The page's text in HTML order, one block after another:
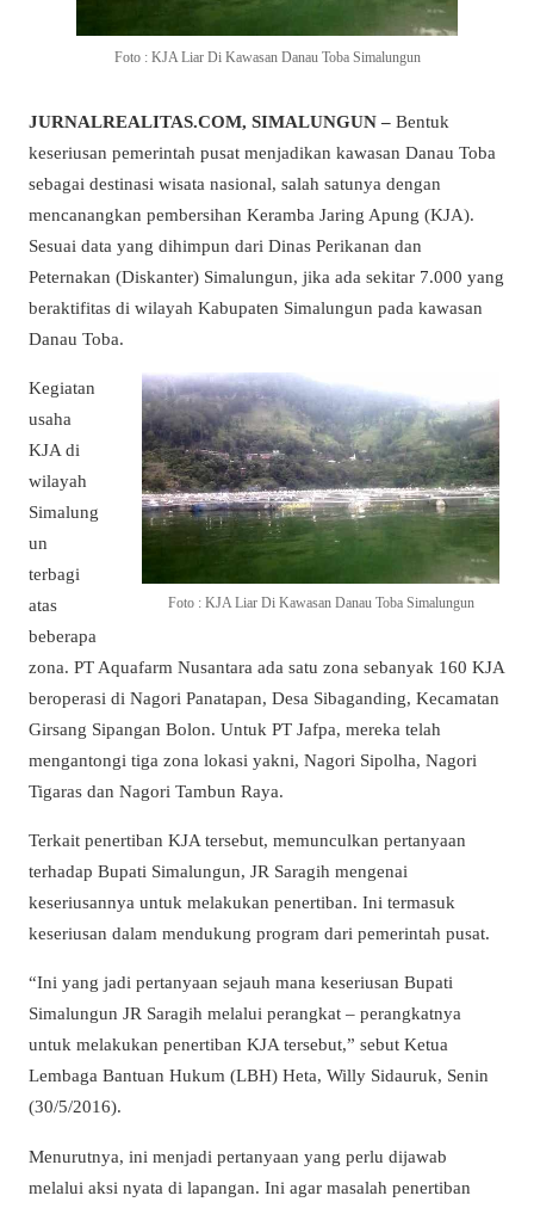
Foto : KJA Liar Di Kawasan Danau Toba Simalungun
JURNALREALITAS.COM, SIMALUNGUN – Bentuk
keseriusan pemerintah pusat menjadikan kawasan Danau Toba
sebagai destinasi wisata nasional, salah satunya dengan
mencanangkan pembersihan Keramba Jaring Apung (KJA).
Sesuai data yang dihimpun dari Dinas Perikanan dan
Peternakan (Diskanter) Simalungun, jika ada sekitar 7.000 yang
beraktifitas di wilayah Kabupaten Simalungun pada kawasan
Danau Toba.
Foto : KJA Liar Di Kawasan Danau Toba Simalungun
Kegiatan
usaha
KJA di
wilayah
Simalung
un
terbagi
atas
beberapa
zona. PT Aquafarm Nusantara ada satu zona sebanyak 160 KJA
beroperasi di Nagori Panatapan, Desa Sibaganding, Kecamatan
Girsang Sipangan Bolon. Untuk PT Jafpa, mereka telah
mengantongi tiga zona lokasi yakni, Nagori Sipolha, Nagori
Tigaras dan Nagori Tambun Raya.
Terkait penertiban KJA tersebut, memunculkan pertanyaan
terhadap Bupati Simalungun, JR Saragih mengenai
keseriusannya untuk melakukan penertiban. Ini termasuk
keseriusan dalam mendukung program dari pemerintah pusat.
“Ini yang jadi pertanyaan sejauh mana keseriusan Bupati
Simalungun JR Saragih melalui perangkat – perangkatnya
untuk melakukan penertiban KJA tersebut,” sebut Ketua
Lembaga Bantuan Hukum (LBH) Heta, Willy Sidauruk, Senin
(30/5/2016).
Menurutnya, ini menjadi pertanyaan yang perlu dijawab
melalui aksi nyata di lapangan. Ini agar masalah penertiban